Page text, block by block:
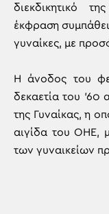
διεκδικητικό
έκφραση
γυναίκες, με
Η άνοδος του
δεκαετία του
της Γυναίκας, η
αιγίδα του ΟΗΕ,
των γυναικείων